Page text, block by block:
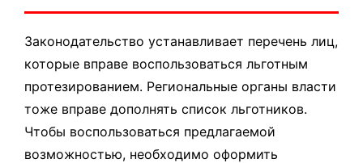
Законодательство устанавливает перечень лиц,
которые вправе воспользоваться льготным
протезированием. Региональные органы власти
тоже вправе дополнять список льготников.
Чтобы воспользоваться предлагаемой
возможностью, необходимо оформить